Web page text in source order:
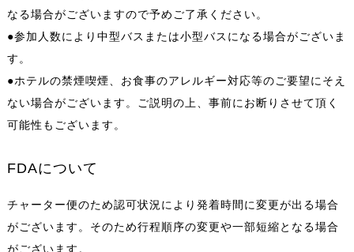
なる場合がございますので予めご了承ください。
●参加人数により中型バスまたは小型バスになる場合がございま
す。
●ホテルの禁煙喫煙、お食事のアレルギー対応等のご要望にそえ
ない場合がございます。ご説明の上、事前にお断りさせて頂く
可能性もございます。
FDAについて
チャーター便のため認可状況により発着時間に変更が出る場合
がございます。そのため行程順序の変更や一部短縮となる場合
がございます。